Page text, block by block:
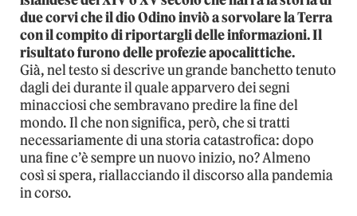
due corvi che il dio Odino inviò a sorvolare la Terra
con il compito di riportargli delle informazioni. Il
risultato furono delle profezie apocalittiche.
Già, nel testo si descrive un grande banchetto tenuto
dagli dei durante il quale apparvero dei segni
minacciosi che sembravano predire la fine del
mondo. Il che non significa, però, che si tratti
necessariamente di una storia catastrofica: dopo
una fine c’è sempre un nuovo inizio, no? Almeno
così si spera, riallacciando il discorso alla pandemia
in corso.